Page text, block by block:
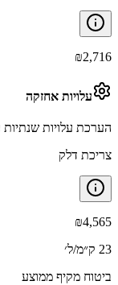
₪2,716
עלויות אחזקה
הערכת עלויות שנתיות על בסיס
צריכת דלק
₪4,565
23 ק״מ/ל׳
ביטוח מקיף ממוצע